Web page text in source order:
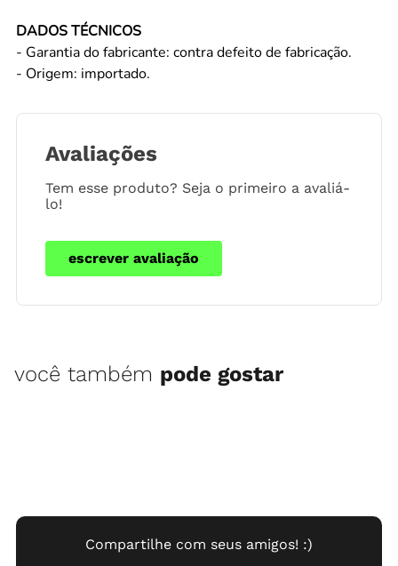
DADOS TÉCNICOS
- Garantia do fabricante: contra defeito de fabricação.
- Origem: importado.
Avaliações
Tem esse produto? Seja o primeiro a avaliá-
lo!
escrever avaliação
você também pode gostar